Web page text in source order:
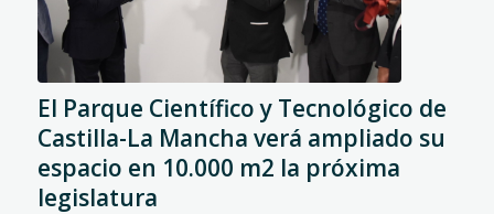
El Parque Científico y Tecnológico de
Castilla-La Mancha verá ampliado su
espacio en 10.000 m2 la próxima
legislatura